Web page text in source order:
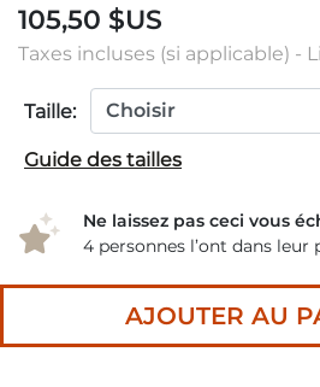
105,50 $US
Taxes incluses (si applicable) -
Taille:
Guide des tailles
Ne laissez pas ceci vous
4 personnes l’ont dans
AJOUTER AU